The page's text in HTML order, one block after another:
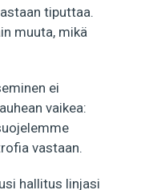
tiputtaa.
muuta, mikä
ei
vaikea:
vastaan.
hallitus linjasi